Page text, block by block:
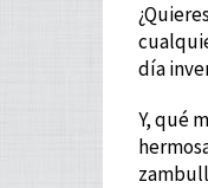
día
Y, qué